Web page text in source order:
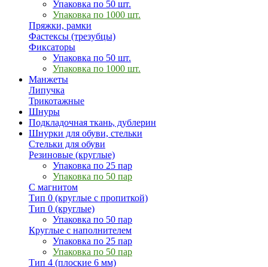
Упаковка по 50 шт.
Упаковка по 1000 шт.
Пряжки, рамки
Фастексы (трезубцы)
Фиксаторы
Упаковка по 50 шт.
Упаковка по 1000 шт.
Манжеты
Липучка
Трикотажные
Шнуры
Подкладочная ткань, дублерин
Шнурки для обуви, стельки
Стельки для обуви
Резиновые (круглые)
Упаковка по 25 пар
Упаковка по 50 пар
С магнитом
Тип 0 (круглые с пропиткой)
Тип 0 (круглые)
Упаковка по 50 пар
Круглые с наполнителем
Упаковка по 25 пар
Упаковка по 50 пар
Тип 4 (плоские 6 мм)